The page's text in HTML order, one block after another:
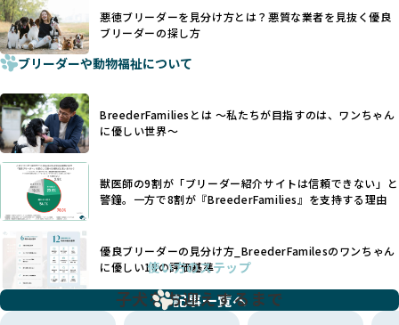
設け、ブリーダーの理念や飼育環境の厳格なチェックを行っ
ています。
一部の営利優先のブリーディングでは、母犬の出産負担を考
えずに大量繁殖が行われ、親犬が心身ともに疲弊するケース
が見られます。さらに、コストカットのために食事を減らし
たり、栄養のない食事を与える、適切な健康管理が行われな
いなど、ワンちゃんの健康と福祉が犠牲にされることも少な
くありません。
また、健康リスクが予測しづらいミックス犬の繁殖や、愛情
が行き届かない多頭飼育等も問題です。これらのブリーディ
ング手法は、ワンちゃんの福祉を無視し、利益のみを追求す
るブリーダーによるものが多く、消費者にとっても深刻な課
題となっています。
BreederFamiliesでは、こうしたワンちゃんに優しくないブ
リーディングをなくすため、すべてのワンちゃんを家族のよ
うに大切に飼育・繁殖を行っている「優良ブリーダー」のみ
犬種ごとに異なる健康リスクや育て方のポイントを理解し、
適切に対応するためには、深い知識と豊富な経験が欠かせま
せん。現在、犬種は200種類以上あり、それぞれに特有の健康
たとえば、パグは呼吸器系のトラブルを抱えやすく、ラブラ
ドール・レトリバーには股関節形成不全への注意が必要で
す。このような犬種ごとの違いを熟知し、適切なケアを提供
できるかどうかは、ブリーダーの専門性に大きく関わりま
す。
優良ブリーダーは、少数の犬種（一般的に3種以内）に絞って
繁殖を行い、各犬種の特徴を熟知しています。これにより、
犬種ごとの健康管理や繁殖において質の高いケアを提供する
ことが可能です。
一方、営利優先ブリーダーは流行や需要に応じて扱う犬種を
増やす傾向があり、犬種ごとに異なる健康問題や適切な育成
環境を十分に考慮しない場合があります。こうしたブリーダ
悪徳ブリーダーを見分け方とは？悪質な業者を見抜く優良
ブリーダーの探し方
ブリーダーや動物福祉について
BreederFamiliesとは 〜私たちが目指すのは、ワンちゃん
に優しい世界〜
獣医師の9割が「ブリーダー紹介サイトは信頼できない」と
警鐘。一方で8割が『BreederFamilies』を支持する理由
優良ブリーダーの見分け方_BreederFamilesのワンちゃん
に優しい18の評価基準
記事一覧へ
使い方のステップ
子犬をお迎えするまで